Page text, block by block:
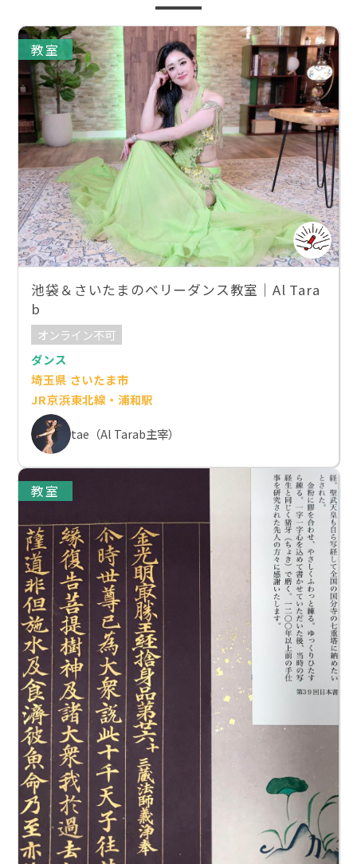
教室
池袋＆さいたまのベリーダンス教室｜Al Tara
b
オンライン不可
ダンス
埼玉県 さいたま市
JR京浜東北線・浦和駅
tae（Al Tarab主宰）
教室